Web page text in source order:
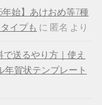
年始】あけおめ等7種
イプも に 匿名 より
送るやり方｜使え
年賀状テンプレート